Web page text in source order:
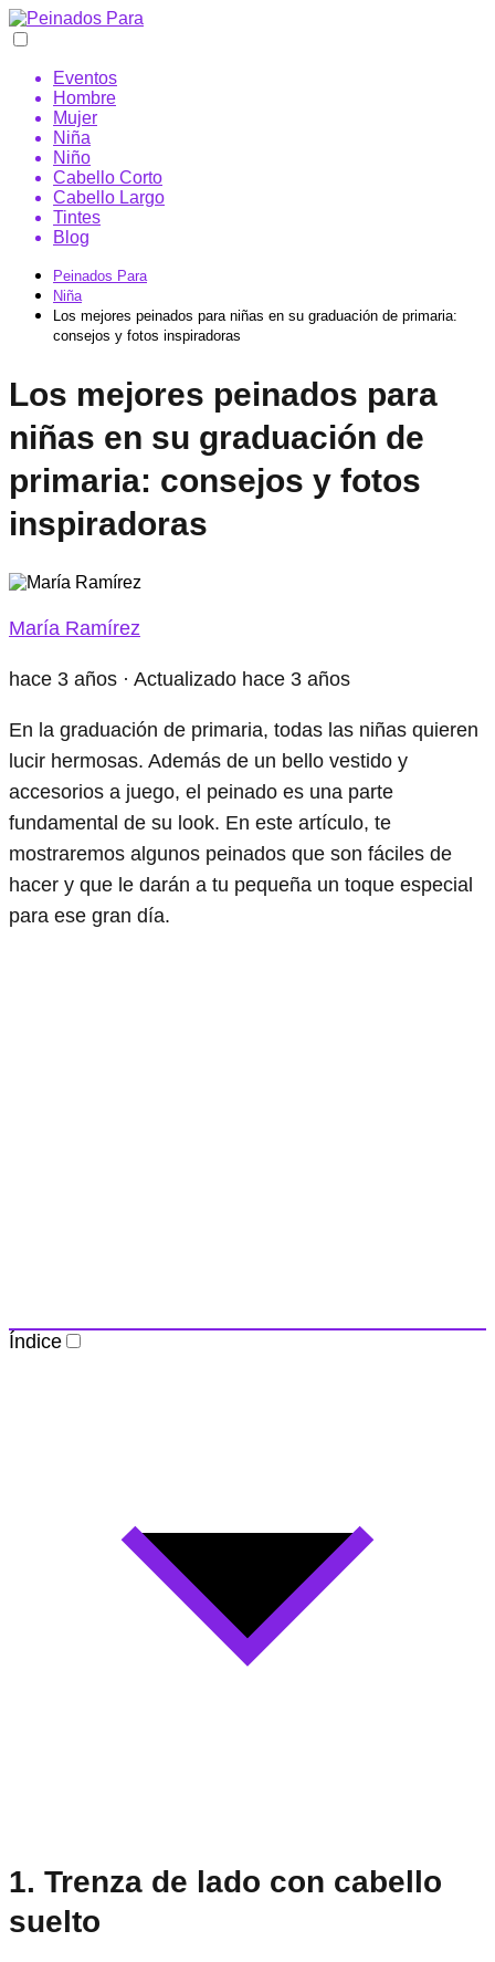
Eventos
Hombre
Mujer
Niña
Niño
Cabello Corto
Cabello Largo
Tintes
Blog
Peinados Para
Niña
Los mejores peinados para niñas en su graduación de primaria:
consejos y fotos inspiradoras
Los mejores peinados para
niñas en su graduación de
primaria: consejos y fotos
inspiradoras
María Ramírez
hace 3 años · Actualizado hace 3 años
En la graduación de primaria, todas las niñas quieren
lucir hermosas. Además de un bello vestido y
accesorios a juego, el peinado es una parte
fundamental de su look. En este artículo, te
mostraremos algunos peinados que son fáciles de
hacer y que le darán a tu pequeña un toque especial
para ese gran día.
Índice
1. Trenza de lado con cabello
suelto